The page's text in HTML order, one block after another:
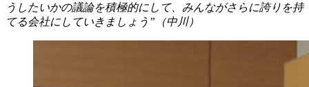
うしたいかの議論を積極的にして、みんながさらに誇りを持
てる会社にしていきましょう”（中川）